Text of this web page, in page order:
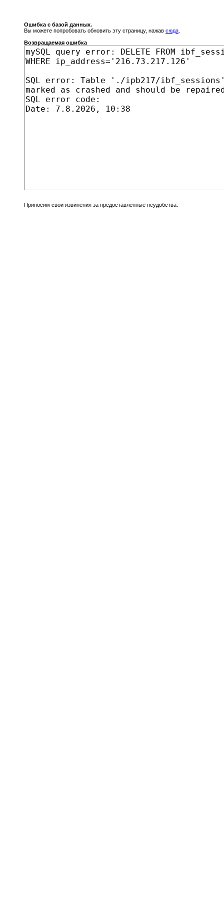
Ошибка с базой данных.
Вы можете попробовать обновить эту страницу, нажав сюда
Возвращаемая ошибка
Приносим свои извинения за предоставленные неудобства.